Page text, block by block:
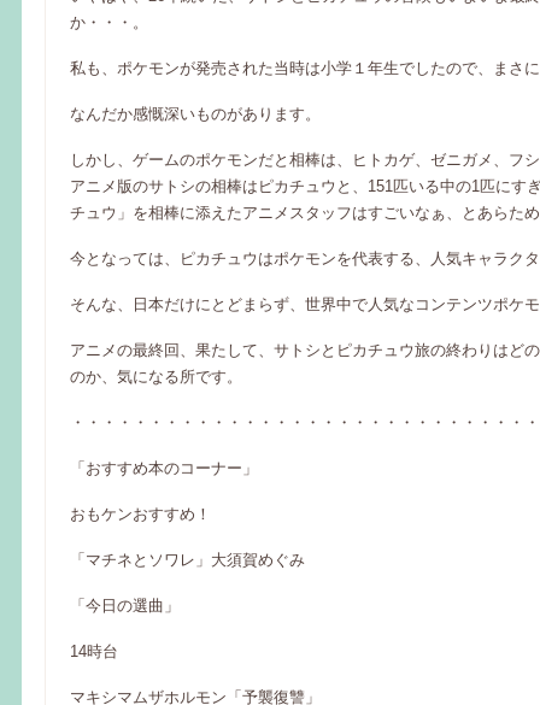
か・・・。
私も、ポケモンが発売された当時は小学１年生でしたので、まさ
なんだか感慨深いものがあります。
しかし、ゲームのポケモンだと相棒は、ヒトカゲ、ゼニガメ、フ
アニメ版のサトシの相棒はピカチュウと、151匹いる中の1匹にす
チュウ」を相棒に添えたアニメスタッフはすごいなぁ、とあらた
今となっては、ピカチュウはポケモンを代表する、人気キャラク
そんな、日本だけにとどまらず、世界中で人気なコンテンツポケ
アニメの最終回、果たして、サトシとピカチュウ旅の終わりはど
のか、気になる所です。
・・・・・・・・・・・・・・・・・・・・・・・・・・・・・
「おすすめ本のコーナー」
おもケンおすすめ！
「マチネとソワレ」大須賀めぐみ
「今日の選曲」
14時台
マキシマムザホルモン「予襲復讐」